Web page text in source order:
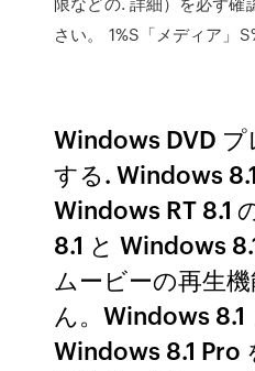
さい。 1%S「メディア」
Windows DVD
する. Windows
Windows RT 8.1
8.1 と Windows
ムービーの再生
ん。Windows 8.1
Windows 8.1 Pro